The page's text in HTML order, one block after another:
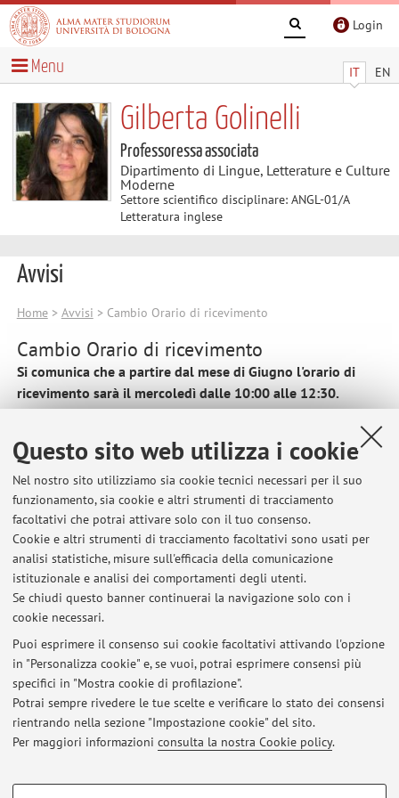
Questo sito web utilizza i cookie
Nel nostro sito utilizziamo sia cookie tecnici necessari per il suo
funzionamento, sia cookie e altri strumenti di tracciamento
facoltativi che potrai attivare solo con il tuo consenso.
Cookie e altri strumenti di tracciamento facoltativi sono usati per
analisi statistiche, misure sull'efficacia della comunicazione
istituzionale e analisi dei comportamenti degli utenti.
Se chiudi questo banner continuerai la navigazione solo con i
cookie necessari.
Puoi esprimere il consenso sui cookie facoltativi attivando l'opzione
in "Personalizza cookie" e, se vuoi, potrai esprimere consensi più
specifici in "Mostra cookie di profilazione".
Potrai sempre rivedere le tue scelte e verificare lo stato dei consensi
rientrando nella sezione "Impostazione cookie" del sito.
Per maggiori informazioni consulta la nostra Cookie policy.
COOKIE DI PROFILAZIONE - FACOLTATIVI
Login
IT EN
Menu
Gilberta Golinelli
Professoressa associata
Dipartimento di Lingue, Letterature e Culture
Moderne
Settore scientifico disciplinare: ANGL-01/A
Letteratura inglese
Avvisi
Home> Avvisi > Cambio Orario di ricevimento
Cambio Orario di ricevimento
Si comunica che a partire dal mese di Giugno l'orario di
ricevimento sarà il mercoledì dalle 10:00 alle 12:30.
Ultimi avvisi
Ricevimento Mercoledì 22 Luglio avverrà dalle 10 alle 12 in
modalità online
Pubblicato il: 21 luglio 2026
Spostamento Orario di ricevimento a Martedì 14 luglio online ore
9:30-11:30
Pubblicato il: 13 luglio 2026
Sospensione orario di ricevimento mercoledì 8 luglio
Pubblicato il: 08 luglio 2026